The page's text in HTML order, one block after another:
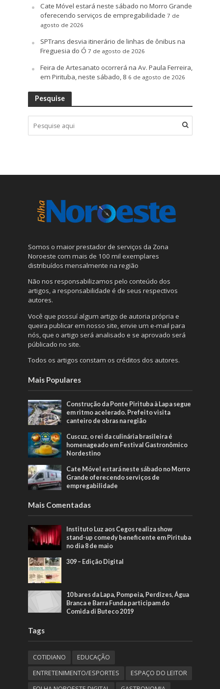
Cate Móvel estará neste sábado no Morro Grande
oferecendo serviços de empregabilidade 7 de
agosto de 2026
SPTrans desvia itinerário de linhas de ônibus na
Freguesia do Ó 7 de agosto de 2026
Feira de Artesanato ocorrerá na Av. Paula Ferreira,
em Pirituba, neste sábado, 8 6 de agosto de 2026
Pesquise
Somos o maior prestador de serviços da Zona
Noroeste com mais de 100 mil exemplares
distribuídos mensalmente na região
Não nos responsabilizamos pelo conteúdo dos
artigos, a responsabilidade é de seus respectivos
autores.
Você que possuí algum artigo de autoria própria e
queira publicar em nosso site, envie um e-mail para
nós, que o artigo será analisado e se aprovado será
públicado no site.
Todos os artigos constam os créditos dos autores.
Mais Populares
Construção da Ponte Pirituba à Lapa segue
em ritmo acelerado. Prefeito visita
canteiro de obras na região
Cuscuz, o rei da culinária brasileira é
homenageado em Festival Gastronômico
Nordestino
Cate Móvel estará neste sábado no Morro
Grande oferecendo serviços de
empregabilidade
Mais Comentadas
Instituto Luz aos Cegos realiza show
stand-up comedy beneficente em Pirituba
no dia 8 de maio
309 – Edição Digital
10 bares da Lapa, Pompeia, Perdizes, Água
Branca e Barra Funda participam do
Comida di Buteco 2019
Tags
COTIDIANO
EDUCAÇÃO
ENTRETENIMENTO/ESPORTES
ESPAÇO DO LEITOR